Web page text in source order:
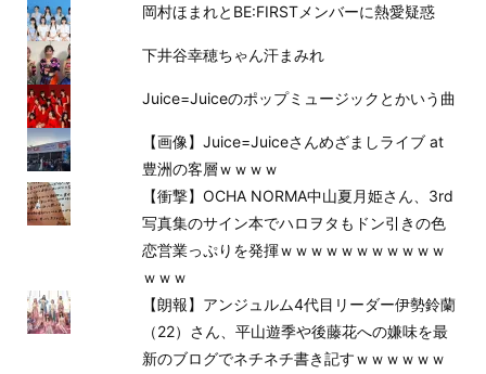
岡村ほまれとBE:FIRSTメンバーに熱愛疑惑
下井谷幸穂ちゃん汗まみれ
Juice=Juiceのポップミュージックとかいう曲
【画像】Juice=Juiceさんめざましライブ at
豊洲の客層ｗｗｗｗ
【衝撃】OCHA NORMA中山夏月姫さん、3rd
写真集のサイン本でハロヲタもドン引きの色
恋営業っぷりを発揮ｗｗｗｗｗｗｗｗｗｗｗ
ｗｗｗ
【朗報】アンジュルム4代目リーダー伊勢鈴蘭
（22）さん、平山遊季や後藤花への嫌味を最
新のブログでネチネチ書き記すｗｗｗｗｗｗ